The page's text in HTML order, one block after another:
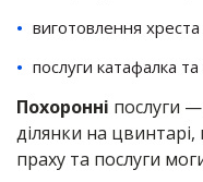
виготовлення
послуги катафалка
Похоронні послуги
ділянки на
праху та послуги